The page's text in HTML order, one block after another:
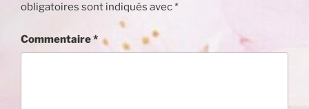
obligatoires sont indiqués avec*
Commentaire*